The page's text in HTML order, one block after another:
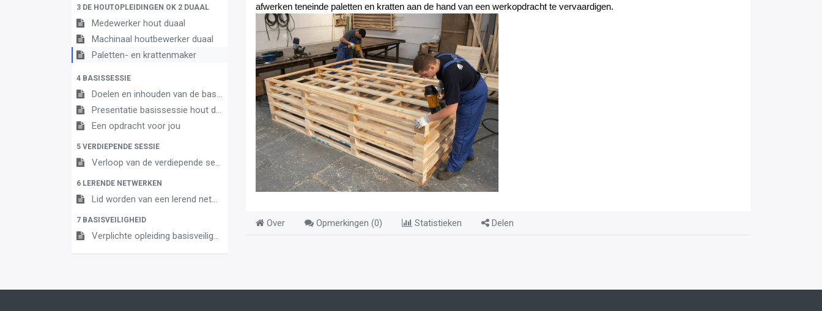
3 DE HOUTOPLEIDINGEN OK 2 DUAAL
Medewerker hout duaal
Machinaal houtbewerker duaal
Paletten- en krattenmaker
4 BASISSESSIE
Doelen en inhouden van de basissessie
Presentatie basissessie hout duaal OK 2
Een opdracht voor jou
5 VERDIEPENDE SESSIE
Verloop van de verdiepende sessie
6 LERENDE NETWERKEN
Lid worden van een lerend netwerk - hout duaal
7 BASISVEILIGHEID
Verplichte opleiding basisveiligheid
afwerken teneinde paletten en kratten aan de hand van een werkopdracht te vervaardigen.
Over Opmerkingen (0) Statistieken Delen